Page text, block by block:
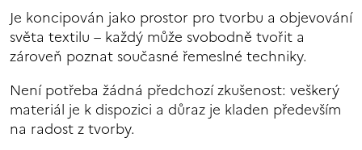
Je koncipován jako prostor pro tvorbu a objevování
světa textilu – každý může svobodně tvořit a
zároveň poznat současné řemeslné techniky.
Není potřeba žádná předchozí zkušenost: veškerý
materiál je k dispozici a důraz je kladen především
na radost z tvorby.